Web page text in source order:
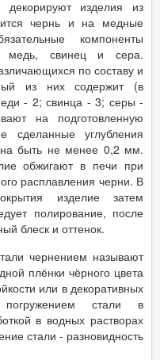
изделия из
чернь и на медные
компоненты
медь, свинец и сера.
по составу и
из них содержит (в
- 2; свинца - 3; серы -
на подготовленную
сделанные углубления
быть не менее 0,2 мм.
обжигают в печи при
расплавления черни. В
изделие затем
полирование, после
блеск и оттенок.
чернением называют
плёнки чёрного цвета
или в декоративных
стали в
в водных растворах
стали - разновидность